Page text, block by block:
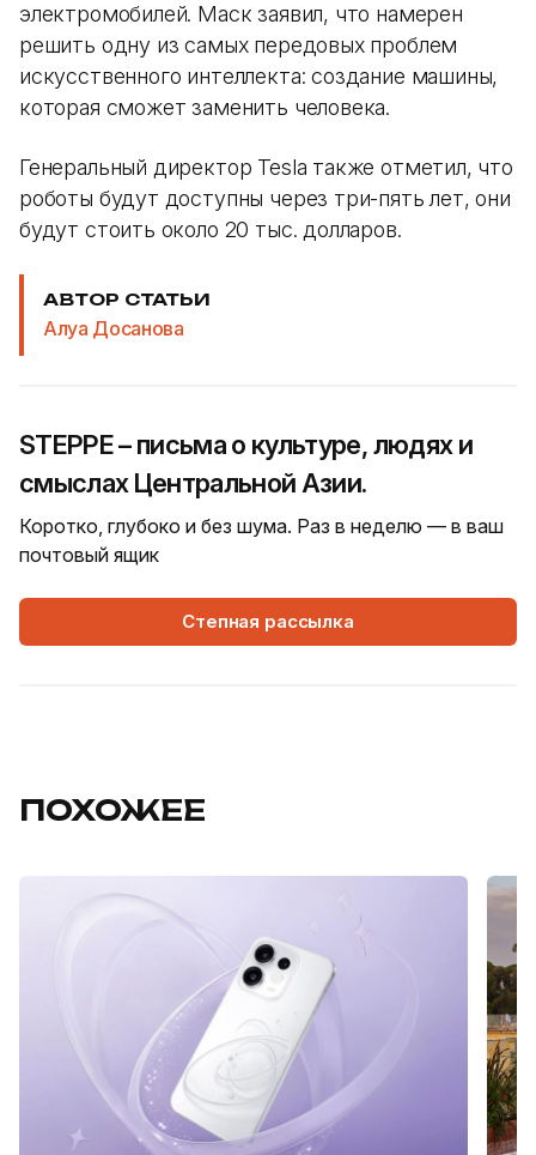
электромобилей. Маск заявил, что намерен
решить одну из самых передовых проблем
искусственного интеллекта: создание машины,
которая сможет заменить человека.
Генеральный директор Tesla также отметил, что
роботы будут доступны через три-пять лет, они
будут стоить около 20 тыс. долларов.
АВТОР СТАТЬИ
Алуа Досанова
STEPPE – письма о культуре, людях и
смыслах Центральной Азии.
Коротко, глубоко и без шума. Раз в неделю — в ваш
почтовый ящик
Степная рассылка
ПОХОЖЕЕ